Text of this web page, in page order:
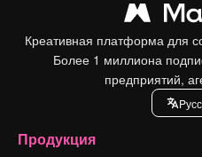
Креативная платформа для
Более 1 миллиона
предприятий,
Продукция